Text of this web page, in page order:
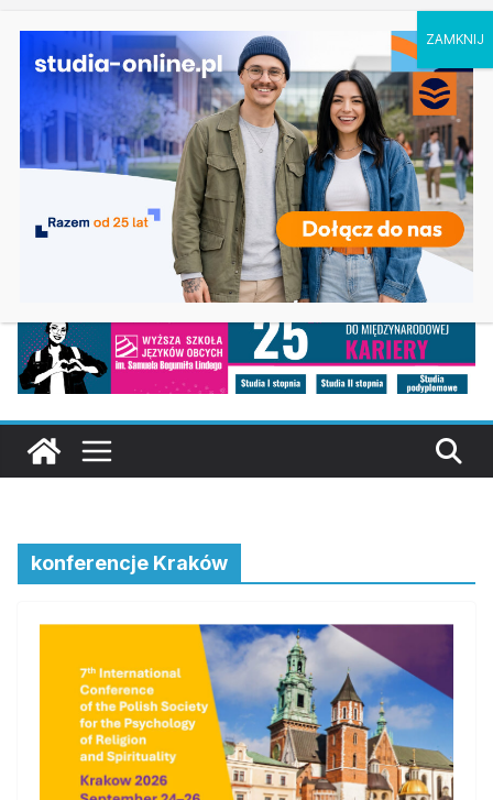
Ostatnie
wpisy:
Logistyka – studia inżynierskie na Uniwersytecie
Szczecińskim
Elektroniczne przetwarzanie informacji w
Krakowie
Prawo w Łomży
Pedagogika przedszkolna i wczesnoszkolna w
Skierniewicach
Kosmetologia w Opolu
konferencje Kraków